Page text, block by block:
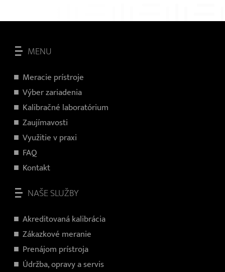
MENU
Meracie prístroje
Výber zariadenia
Kalibračné laboratórium
Zaujímavosti
Využitie v praxi
FAQ
Kontakt
NAŠE SLUŽBY
Akreditovaná kalibrácia
Zákazkové meranie
Prenájom prístroja
Údržba, opravy a servis